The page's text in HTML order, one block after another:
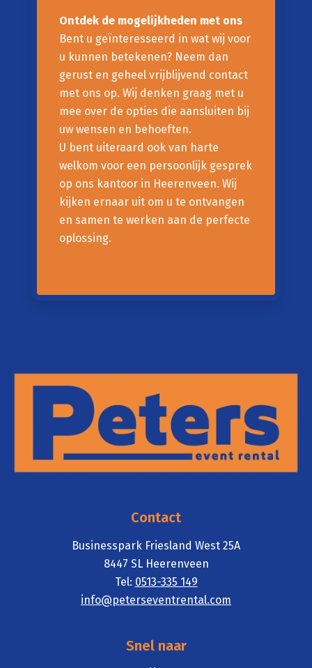
Ontdek de mogelijkheden met ons
Bent u geïnteresseerd in wat wij voor
u kunnen betekenen? Neem dan
gerust en geheel vrijblijvend contact
met ons op. Wij denken graag met u
mee over de opties die aansluiten bij
uw wensen en behoeften.
U bent uiteraard ook van harte
welkom voor een persoonlijk gesprek
op ons kantoor in Heerenveen. Wij
kijken ernaar uit om u te ontvangen
en samen te werken aan de perfecte
oplossing.
Contact
Businesspark Friesland West 25A
8447 SL Heerenveen
Tel: 0513-335 149
info@peterseventrental.com
Snel naar